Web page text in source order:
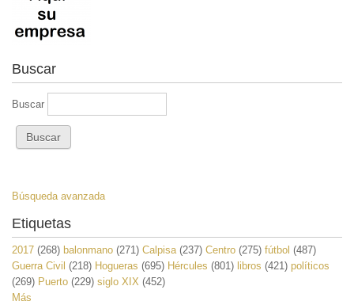
Buscar
Buscar
Búsqueda avanzada
Etiquetas
2017 (268) balonmano (271) Calpisa(237) Centro (275) fútbol (487)
Guerra Civil (218) Hogueras (695) Hércules (801) libros (421) políticos
(269) Puerto (229) siglo XIX (452)
Más